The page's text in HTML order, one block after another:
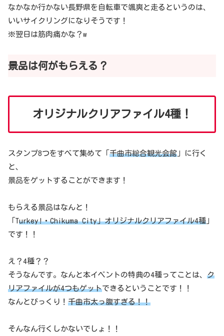
なかなか行かない長野県を自転車で颯爽と走るというのは、
いいサイクリングになりそうです！
※翌日は筋肉痛かな？w
景品は何がもらえる？
オリジナルクリアファイル4種！
スタンプ8つをすべて集めて「 千曲市総合観光会館 」に行く
と、
景品をゲットすることができます！
もらえる景品はなんと！
「Turkey!・Chikuma City」オリジナルクリアファイル4種
です！！
え？4種？？
そうなんです。なんと本イベントの特典の4種ってことは、 ク
リアファイルが4つもゲットできるということです！！
なんとびっくり！ 千曲市太っ腹すぎる！！
そんなん行くしかないでしょ！！